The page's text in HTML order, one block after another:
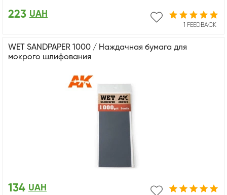
1 FEEDBACK
223 UAH
WET SANDPAPER 1000 / Наждачная бумага для
мокрого шлифования
134 UAH